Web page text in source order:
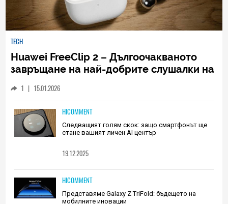
TECH
Huawei FreeClip 2 – Дългоочакваното
завръщане на най-добрите слушалки на
1 | 15.01.2026
HICOMMENT
Следващият голям скок: защо смартфонът ще
стане вашият личен AI център
19.12.2025
HICOMMENT
Представяме Galaxy Z TriFold: бъдещето на
мобилните иновации